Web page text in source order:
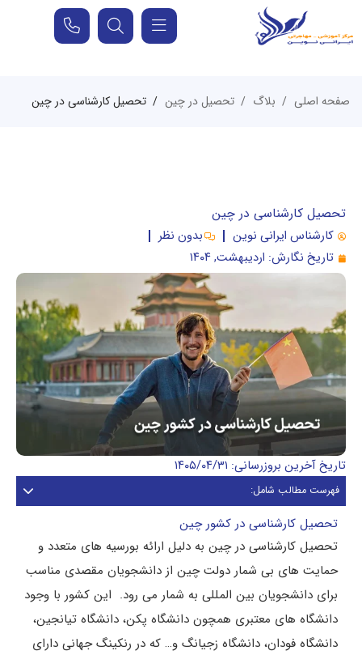
صفحه اصلی بلاگ تحصیل در چین تحصیل کارشناسی در چین
تحصیل کارشناسی در چین
کارشناس ایرانی نوین
بدون نظر
تاریخ نگارش: اردیبهشت, ۱۴۰۴
تاریخ آخرین بروزرسانی: ۱۴۰۵/۰۴/۳۱
فهرست مطالب شامل:
تحصیل کارشناسی در کشور چین
تحصیل کارشناسی در چین به دلیل ارائه بورسیه های متعدد و
حمایت های بی شمار دولت چین از دانشجویان مقصدی مناسب
برای دانشجویان بین المللی به شمار می رود. این کشور با وجود
دانشگاه های معتبری همچون دانشگاه پکن، دانشگاه تیانجین،
دانشگاه فودان، دانشگاه زجیانگ و… که در رنکینگ جهانی دارای